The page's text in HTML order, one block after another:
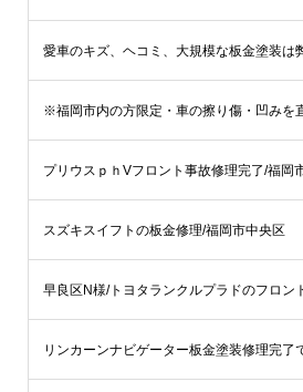
プリウスｐｈVフロント事故修理完了/福岡
スズキスイフトの板金修理/福岡市中央区
リンカーンナビゲーター板金塗装修理完了